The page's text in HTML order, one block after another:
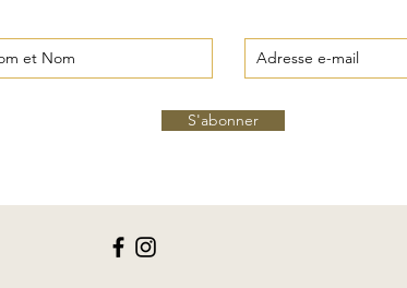
S'abonner